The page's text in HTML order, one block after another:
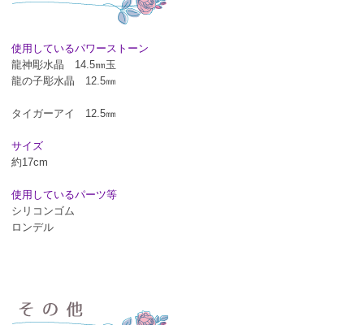
使用しているパワーストーン
龍神彫水晶 14.5㎜玉
龍の子彫水晶 12.5㎜
タイガーアイ 12.5㎜
サイズ
約17cm
使用しているパーツ等
シリコンゴム
ロンデル